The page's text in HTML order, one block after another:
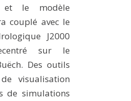
et le modèle
couplé avec le
J2000
sur le
Des outils
visualisation
de simulations